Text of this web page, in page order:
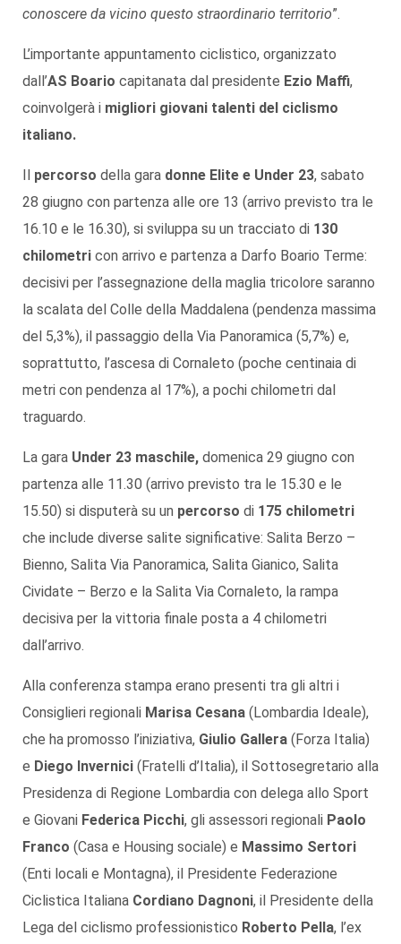
conoscere da vicino questo straordinario territorio”.
L’importante appuntamento ciclistico, organizzato
dall’AS Boario capitanata dal presidente Ezio Maffi,
coinvolgerà i migliori giovani talenti del ciclismo
italiano.
Il percorso della gara donne Elite e Under 23, sabato
28 giugno con partenza alle ore 13 (arrivo previsto tra le
16.10 e le 16.30), si sviluppa su un tracciato di 130
chilometri con arrivo e partenza a Darfo Boario Terme:
decisivi per l’assegnazione della maglia tricolore saranno
la scalata del Colle della Maddalena (pendenza massima
del 5,3%), il passaggio della Via Panoramica (5,7%) e,
soprattutto, l’ascesa di Cornaleto (poche centinaia di
metri con pendenza al 17%), a pochi chilometri dal
traguardo.
La gara Under 23 maschile, domenica 29 giugno con
partenza alle 11.30 (arrivo previsto tra le 15.30 e le
15.50) si disputerà su un percorso di 175 chilometri
che include diverse salite significative: Salita Berzo –
Bienno, Salita Via Panoramica, Salita Gianico, Salita
Cividate – Berzo e la Salita Via Cornaleto, la rampa
decisiva per la vittoria finale posta a 4 chilometri
dall’arrivo.
Alla conferenza stampa erano presenti tra gli altri i
Consiglieri regionali Marisa Cesana (Lombardia Ideale),
che ha promosso l’iniziativa, Giulio Gallera (Forza Italia)
e Diego Invernici (Fratelli d’Italia), il Sottosegretario alla
Presidenza di Regione Lombardia con delega allo Sport
e Giovani Federica Picchi, gli assessori regionali Paolo
Franco (Casa e Housing sociale) e Massimo Sertori
(Enti locali e Montagna), il Presidente Federazione
Ciclistica Italiana Cordiano Dagnoni, il Presidente della
Lega del ciclismo professionistico Roberto Pella, l’ex